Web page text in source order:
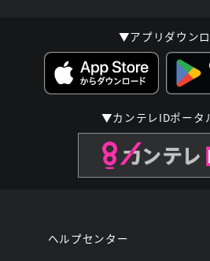
▼アプリダウン
▼カンテレIDポータ
ヘルプセンター